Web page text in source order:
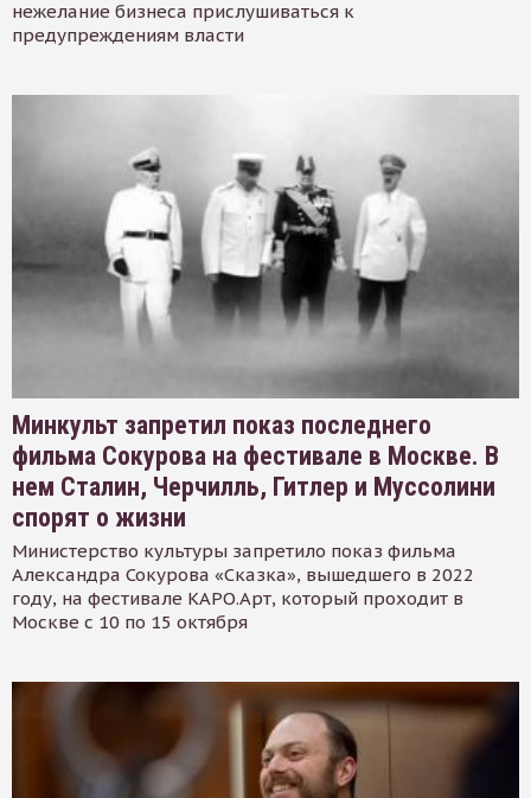
нежелание бизнеса прислушиваться к
предупреждениям власти
Минкульт запретил показ последнего
фильма Сокурова на фестивале в Москве. В
нем Сталин, Черчилль, Гитлер и Муссолини
спорят о жизни
Министерство культуры запретило показ фильма
Александра Сокурова «Сказка», вышедшего в 2022
году, на фестивале КАРО.Арт, который проходит в
Москве с 10 по 15 октября